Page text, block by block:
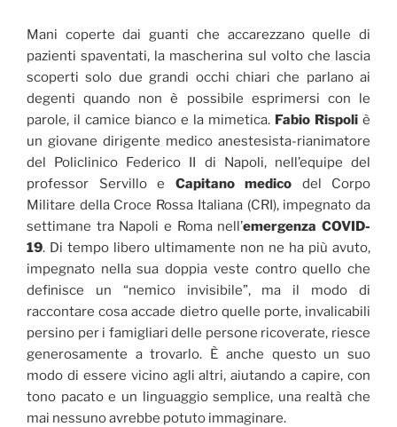
Mani coperte dai guanti che accarezzano quelle di
pazienti spaventati, la mascherina sul volto che lascia
scoperti solo due grandi occhi chiari che parlano ai
degenti quando non è possibile esprimersi con le
parole, il camice bianco e la mimetica. Fabio Rispoli è
un giovane dirigente medico anestesista-rianimatore
del Policlinico Federico II di Napoli, nell’equipe del
professor Servillo e Capitano medico del Corpo
Militare della Croce Rossa Italiana (CRI), impegnato da
settimane tra Napoli e Roma nell’emergenza COVID-
19. Di tempo libero ultimamente non ne ha più avuto,
impegnato nella sua doppia veste contro quello che
definisce un “nemico invisibile”, ma il modo di
raccontare cosa accade dietro quelle porte, invalicabili
persino per i famigliari delle persone ricoverate, riesce
generosamente a trovarlo. È anche questo un suo
modo di essere vicino agli altri, aiutando a capire, con
tono pacato e un linguaggio semplice, una realtà che
mai nessuno avrebbe potuto immaginare.